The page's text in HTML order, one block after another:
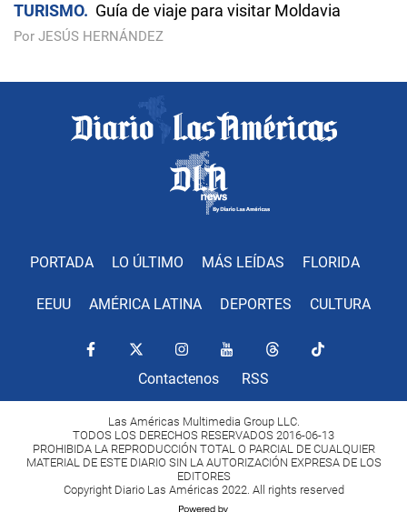
TURISMO Guía de viaje para visitar Moldavia
Por JESÚS HERNÁNDEZ
PORTADA LO ÚLTIMO MÁS LEÍDAS FLORIDA
EEUU AMÉRICA LATINA DEPORTES CULTURA
Contactenos RSS
Las Américas Multimedia Group LLC.
TODOS LOS DERECHOS RESERVADOS 2016-06-13
PROHIBIDA LA REPRODUCCIÓN TOTAL O PARCIAL DE CUALQUIER
MATERIAL DE ESTE DIARIO SIN LA AUTORIZACIÓN EXPRESA DE LOS
EDITORES
Copyright Diario Las Américas 2022. All rights reserved